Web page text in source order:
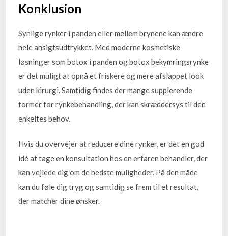
Konklusion
Synlige rynker i panden eller mellem brynene kan ændre
hele ansigtsudtrykket. Med moderne kosmetiske
løsninger som botox i panden og botox bekymringsrynke
er det muligt at opnå et friskere og mere afslappet look
uden kirurgi. Samtidig findes der mange supplerende
former for rynkebehandling, der kan skræddersys til den
enkeltes behov.
Hvis du overvejer at reducere dine rynker, er det en god
idé at tage en konsultation hos en erfaren behandler, der
kan vejlede dig om de bedste muligheder. På den måde
kan du føle dig tryg og samtidig se frem til et resultat,
der matcher dine ønsker.